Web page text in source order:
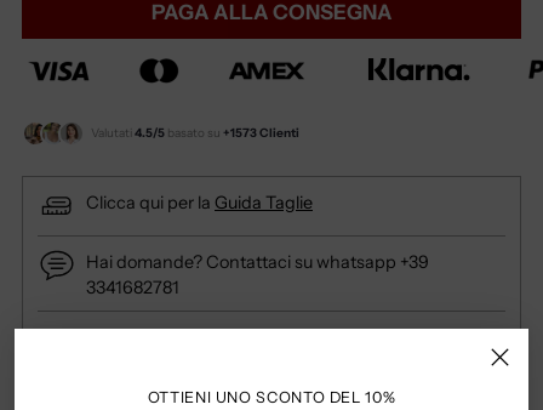
OTTIENI UNO SCONTO DEL 10%
PAGA ALLA CONSEGNA
Valutati 4.5/5 basato su +1573 Clienti
Clicca qui per la Guida Taglie
Hai domande? Contattaci su whatsapp +39
3341682781